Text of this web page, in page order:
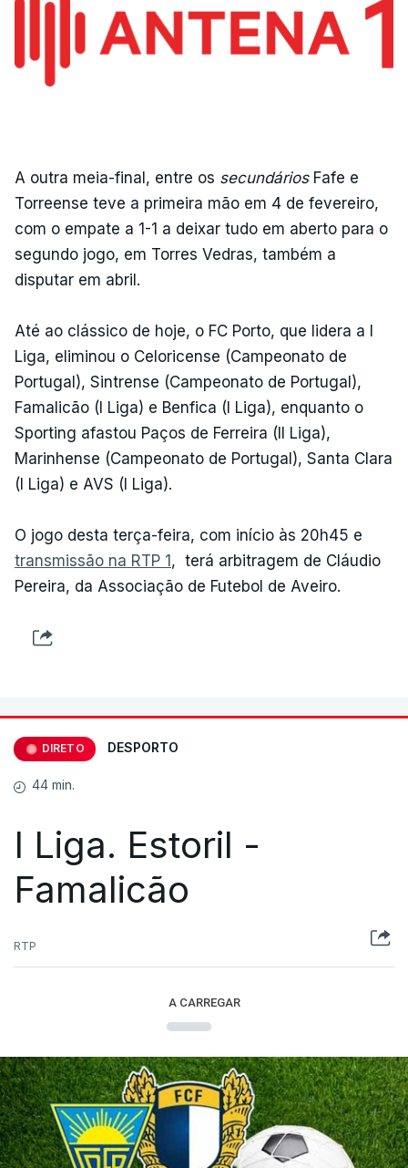
A outra meia-final, entre os secundáriosFafe e
Torreense teve a primeira mão em 4 de fevereiro,
com o empate a 1-1 a deixar tudo em aberto para o
segundo jogo, em Torres Vedras, também a
disputar em abril.
Até ao clássico de hoje, o FC Porto, que lidera a I
Liga, eliminou o Celoricense (Campeonato de
Portugal), Sintrense (Campeonato de Portugal),
Famalicão (I Liga) e Benfica (I Liga), enquanto o
Sporting afastou Paços de Ferreira (II Liga),
Marinhense (Campeonato de Portugal), Santa Clara
(I Liga) e AVS (I Liga).
O jogo desta terça-feira, com início às 20h45 e
transmissão na RTP 1 , terá arbitragem de Cláudio
Pereira, da Associação de Futebol de Aveiro.
DIRETO DESPORTO
44 min.
I Liga. Estoril -
Famalicão
RTP
A CARREGAR